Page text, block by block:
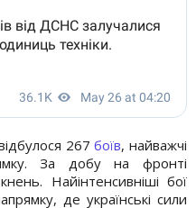
267боїв, найважчі
За добу на фронті
Найінтенсивніші бої
де українські сили